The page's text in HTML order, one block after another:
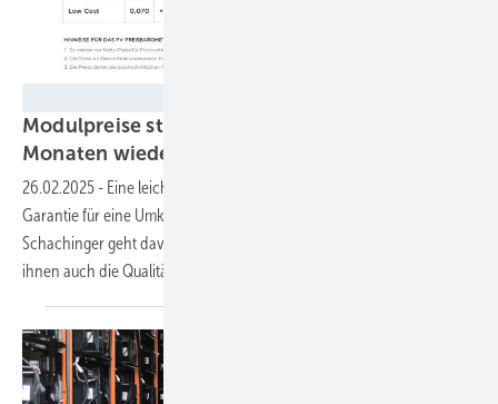
Modulpreise steigen erstmals seit vielen
Monaten wieder
26.02.2025 - Eine leichte Steigerung der Modulpreise ist noch keine
Garantie für eine Umkehr auf dem Markt. Doch Marktexperte Martin
Schachinger geht davon aus, dass die Preise weiter steigen und mit
ihnen auch die Qualität der